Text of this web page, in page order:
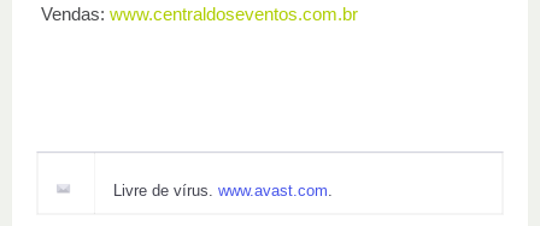
Vendas: www.centraldoseventos.com.br
Livre de vírus. www.avast.com.